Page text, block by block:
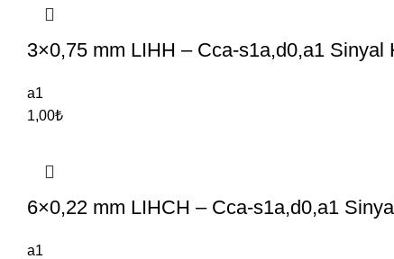
3×0,75 mm LIHH – Cca-s1a,d0,a1 Sinyal
a1
1,00₺
6×0,22 mm LIHCH – Cca-s1a,d0,a1
a1